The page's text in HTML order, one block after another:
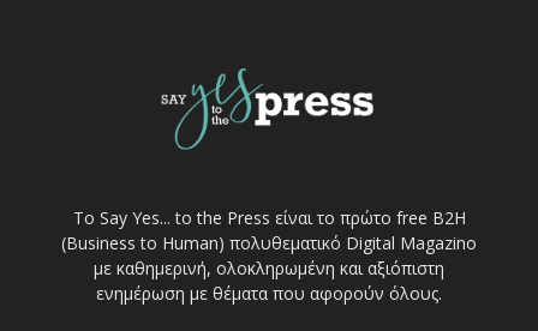
Το Say Yes... to the Press είναι το πρώτο free Β2Η
(Business to Human) πολυθεματικό Digital Magazino
με καθημερινή, ολοκληρωμένη και αξιόπιστη
ενημέρωση με θέματα που αφορούν όλους.